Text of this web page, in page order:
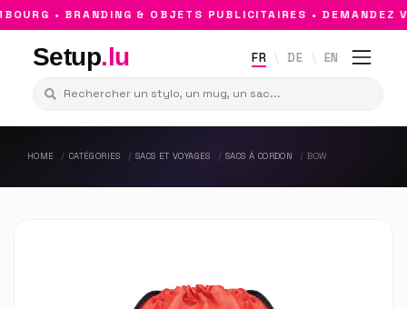
• BRANDING & OBJETS PUBLICITAIRES • DEMANDEZ
Setup.lu FR DE EN
HOME CATÉGORIES SACS ET VOYAGES SACS À CORDON BOW